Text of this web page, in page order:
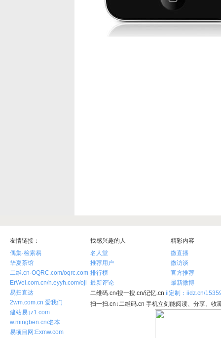
友情链接：
偶集·检索易
华夏茶馆
二维.cn·OQRC.com/oqrc.com
ErWei.com.cn/n.eyyh.com/oji
易扫直达
2wm.com.cn 爱我们
建站易:jz1.com
w.mingben.cn/名本
易项目网:Exmw.com
找感兴趣的人
名人堂
推荐用户
排行榜
最新评论
精彩内容
微直播
微访谈
官方推荐
最新微博
二维码.cn/搜一搜.cn/记忆.cn ii定制：iidz.cn/
扫一扫.cn↓二维码.cn 手机立刻能阅读、分享、收